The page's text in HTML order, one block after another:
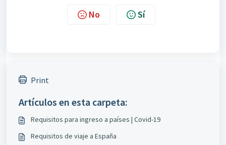
No Sí
Print
Artículos en esta carpeta:
Requisitos para ingreso a países | Covid-19
Requisitos de viaje a España